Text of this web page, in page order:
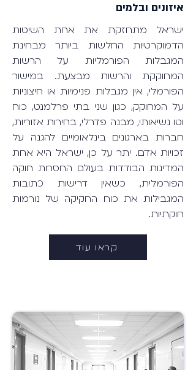
איזונים ובלמים
ישראל מתחזקת את אחת השיטות
הדמוקרטיות החלשות ביותר מבחינת
המגבלות הפורמליות על הרשות
המחוקקת והרשות מבצעת. במישור
הפורמלי, אין מגבלות פנימיות או חיצוניות
על המחוקק, כגון שני בתי פרלמנט, כוח
וטו נשיאותי, מבנה פדרלי, בחירות אזוריות,
חברות בארגונים בינלאומיים להגנה על
זכויות אדם. יתר על כן, ישראל היא אחת
המדינות הבודדות בעולם החסרות חוקה
הפורמלית, כשאין דרישות כתובות
המגבילות את כוח החקיקה של נורמות
חוקתיות.
קראו עוד